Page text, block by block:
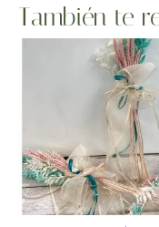
También te